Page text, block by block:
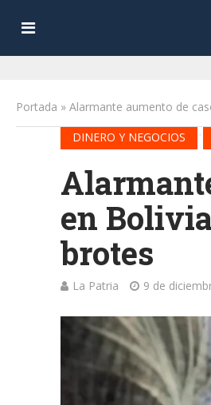
Portada » Alarmante aumento de
DINERO Y NEGOCIOS
en
brotes
La Patria 9 de